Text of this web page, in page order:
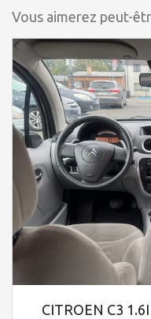
Vous aimerez peut-
CITROEN C3